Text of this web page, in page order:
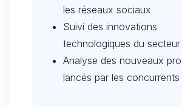
les réseaux sociaux
Suivi des innovations
technologiques du secteur
Analyse des nouveaux
lancés par les concurrents